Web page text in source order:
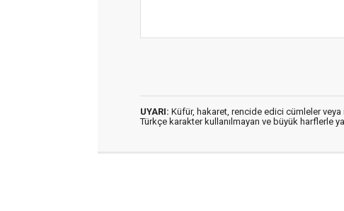
UYARI: Küfür, hakaret, rencide edici cümleler veya
Türkçe karakter kullanılmayan ve büyük harflerle